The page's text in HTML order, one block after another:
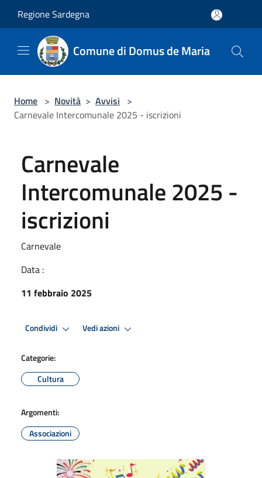
Regione Sardegna
Comune di Domus de Maria
Home > Novità > Avvisi >
Carnevale Intercomunale 2025 - iscrizioni
Carnevale
Intercomunale 2025 -
iscrizioni
Carnevale
Data :
11 febbraio 2025
Condividi Vedi azioni
Categorie:
Cultura
Argomenti:
Associazioni